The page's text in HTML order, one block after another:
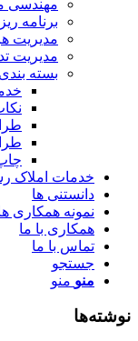
مهندسی
برنامه
مدیریت
مدیریت
بسته
خدمات املاک
دانستنی ها
نمونه همکاری ها
همکاری با ما
تماس با ما
جستجو
منو منو